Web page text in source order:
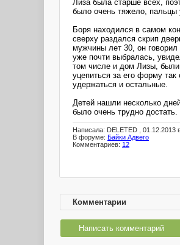
Лиза была старше всех,
было очень тяжело, пальцы
Боря находился в самом
сверху раздался скрип
мужчины лет 30, он
уже почти выбралась,
том числе и дом Лизы, были
уцепиться за его форму
удержаться и остальные.
Детей нашли несколько
было очень трудно
Написала: DELETED , 01.12.2013
В форуме: Байки Адвего
Комментариев: 12
Комментарии
Написать комментарий